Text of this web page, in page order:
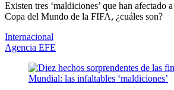
Existen tres ‘maldiciones’ que han afectado
Copa del Mundo de la FIFA, ¿cuáles son?
Internacional
Agencia EFE